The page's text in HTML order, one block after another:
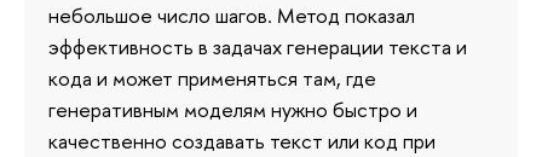
небольшое число шагов. Метод показал
эффективность в задачах генерации текста и
кода и может применяться там, где
генеративным моделям нужно быстро и
качественно создавать текст или код при